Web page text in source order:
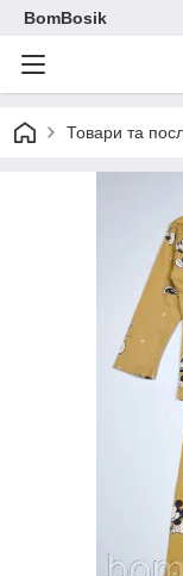
BomBosik
Товари та